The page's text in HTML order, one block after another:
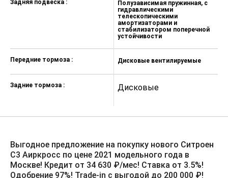
Светодиодные передние фары
ECO LED рефлекторного типа
Датчик света (автоматическое
включение фар ближнего света)
Зеркала с электрическим
приводом и подогревом
Тонировка задней полусферы
Регулировка по высоте сиденья
Заднее сиденье, складывающееся
в отношении 1/3-2/3
Отделка салона тканью Curitiba
Задняя подвеска :
Передние тормоза :
Задние тормоза :
Полузависимая пружинная, с
гидравлическими
телескопическими
амортизаторами и
стабилизатором поперечной
устойчивости
Дисковые вентилируемые
Дисковые
Выгодное предложение на покупку нового Ситроен
С3 Аиркросс по цене 2021 модельного года в
Москве! Кредит от 34 630 ₽/мес! Ставка от 3.5%!️
Одобрение 97%! Trade-in с выгодой до 200 000 ₽!